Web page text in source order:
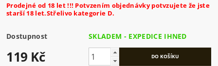
Prodejné od 18 let !!! Potvzením objednávky potvzujete že jste
starší 18 let.Střelivo kategorie D.
Dostupnost SKLADEM - EXPEDICE IHNED
119 Kč